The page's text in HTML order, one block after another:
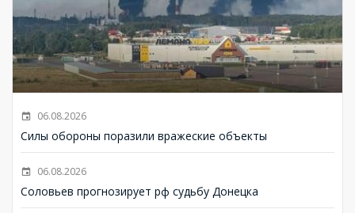
06.08.2026
Силы обороны поразили вражеские объекты
06.08.2026
Соловьев прогнозирует рф судьбу Донецка